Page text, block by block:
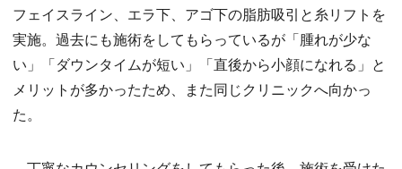
フェイスライン、エラ下、アゴ下の脂肪吸引と糸リフトを
実施。過去にも施術をしてもらっているが「腫れが少な
い」「ダウンタイムが短い」「直後から小顔になれる」と
メリットが多かったため、また同じクリニックへ向かっ
た。